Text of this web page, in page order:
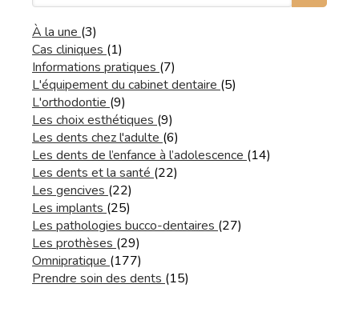
À la une (3)
Cas cliniques (1)
Informations pratiques (7)
L'équipement du cabinet dentaire (5)
L'orthodontie (9)
Les choix esthétiques (9)
Les dents chez l'adulte (6)
Les dents de l’enfance à l’adolescence (14)
Les dents et la santé (22)
Les gencives (22)
Les implants (25)
Les pathologies bucco-dentaires (27)
Les prothèses (29)
Omnipratique (177)
Prendre soin des dents (15)